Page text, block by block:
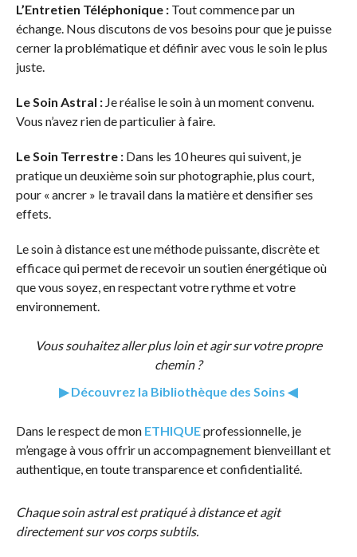
L’Entretien Téléphonique :Tout commence par un
échange. Nous discutons de vos besoins pour que je puisse
cerner la problématique et définir avec vous le soin le plus
juste.
Le Soin Astral :Je réalise le soin à un moment convenu.
Vous n’avez rien de particulier à faire.
Le Soin Terrestre :Dans les 10 heures qui suivent, je
pratique un deuxième soin sur photographie, plus court,
pour « ancrer » le travail dans la matière et densifier ses
effets.
Le soin à distance est une méthode puissante, discrète et
efficace qui permet de recevoir un soutien énergétique où
que vous soyez, en respectant votre rythme et votre
environnement.
Vous souhaitez aller plus loin et agir sur votre propre
chemin ?
▶ Découvrez la Bibliothèque des Soins ◀
Dans le respect de mon ETHIQUEprofessionnelle, je
m’engage à vous offrir un accompagnement bienveillant et
authentique, en toute transparence et confidentialité.
Chaque soin astral est pratiqué à distance et agit
directement sur vos corps subtils.